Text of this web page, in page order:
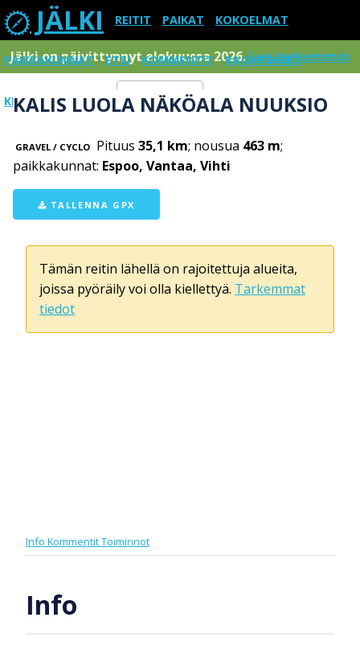
JÄLKI REITIT PAIKAT KOKOELMAT
PAIKKAKUNNAT ETSI KOMMENTIT RAJOITUKSET
KIRJAUDU SISÄÄN Menu
Jälki on päivittynnyt elokuussa 2026.Lue tarkemmin
KALIS LUOLA NÄKÖALA NUUKSIO
GRAVEL / CYCLO Pituus 35,1 km; nousua 463 m;
paikkakunnat: Espoo, Vantaa, Vihti
TALLENNA GPX
Tämän reitin lähellä on rajoitettuja alueita,
joissa pyöräily voi olla kiellettyä. Tarkemmat
tiedot
Info KommentitToiminnot
Info